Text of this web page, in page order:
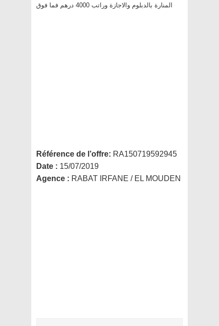
Référence de l’offre: RA150719592945
Date : 15/07/2019
Agence : RABAT IRFANE / EL MOUDEN